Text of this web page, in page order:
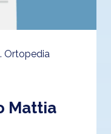
Ortopedia
Mattia